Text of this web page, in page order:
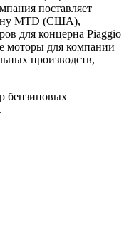
поставляет
MTD (США),
для концерна Piaggio
моторы для компании
производств,
бензиновых